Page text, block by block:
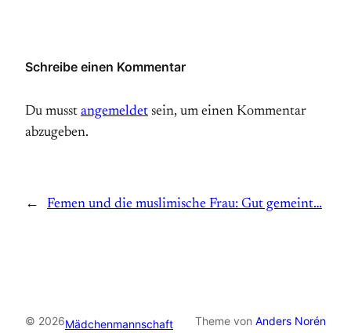
Schreibe einen Kommentar
Du musst angemeldet sein, um einen Kommentar
abzugeben.
← Femen und die muslimische Frau: Gut gemeint…
© 2026Mädchenmannschaft Theme von Anders Norén